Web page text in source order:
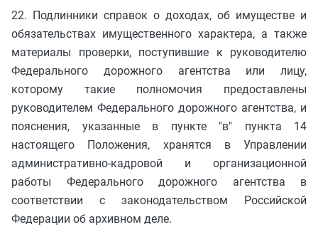
22. Подлинники справок о доходах, об имуществе и
обязательствах имущественного характера, а также
материалы проверки, поступившие к руководителю
Федерального дорожного агентства или лицу,
которому такие полномочия предоставлены
руководителем Федерального дорожного агентства, и
пояснения, указанные в пункте "в" пункта 14
настоящего Положения, хранятся в Управлении
административно-кадровой и организационной
работы Федерального дорожного агентства в
соответствии с законодательством Российской
Федерации об архивном деле.